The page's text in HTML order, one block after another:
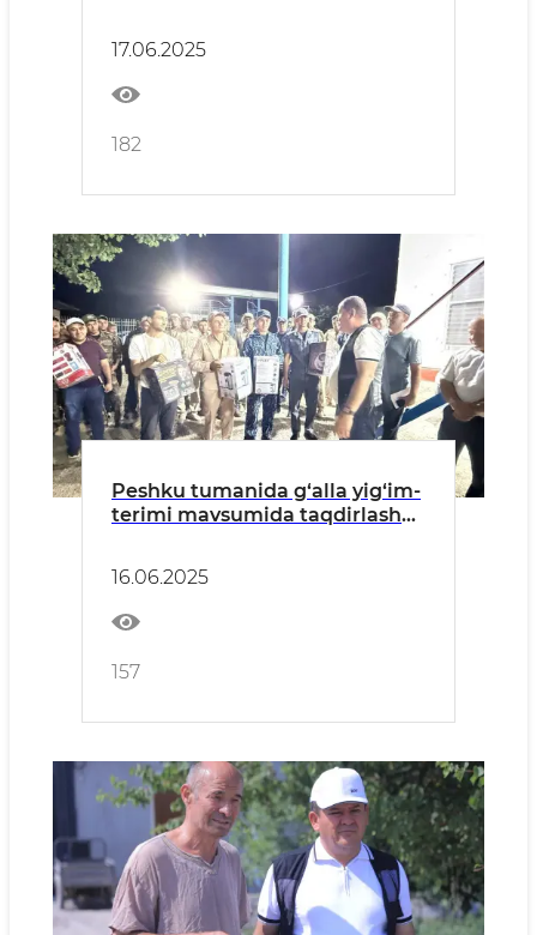
bo‘lib o‘tdi
17.06.2025
182
Peshku tumanida g‘alla yig‘im-
terimi mavsumida taqdirlash
16.06.2025
157